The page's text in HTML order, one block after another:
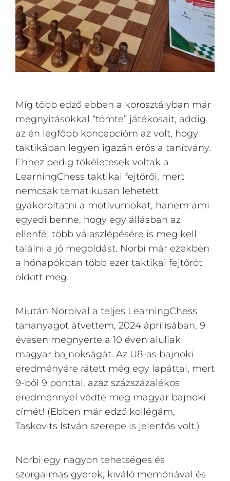
Míg több edző ebben a korosztályban már
megnyitásokkal “tömte” játékosait, addig
az én legfőbb koncepcióm az volt, hogy
taktikában legyen igazán erős a tanítvány.
Ehhez pedig tökéletesek voltak a
LearningChess taktikai fejtörői, mert
nemcsak tematikusan lehetett
gyakoroltatni a motívumokat, hanem ami
egyedi benne, hogy egy állásban az
ellenfél több válaszlépésére is meg kell
találni a jó megoldást. Norbi már ezekben
a hónapókban több ezer taktikai fejtőröt
oldott meg.
Miután Norbival a teljes LearningChess
tananyagot átvettem, 2024 áprilisában, 9
évesen megnyerte a 10 éven aluliak
magyar bajnokságát. Az U8-as bajnoki
eredményére rátett még egy lapáttal, mert
9-ből 9 ponttal, azaz százszázalékos
eredménnyel védte meg magyar bajnoki
címét! (Ebben már edző kollégám,
Taskovits István szerepe is jelentős volt.)
Norbi egy nagyon tehetséges és
szorgalmas gyerek, kiváló memóriával és